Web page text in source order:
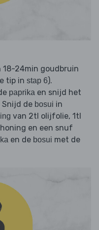
18-24min goudbruin
tip in stap 6).
paprika en snijd het
Snijd de bosui in
van 2tl olijfolie, 1tl
en een snuf
en de bosui met de